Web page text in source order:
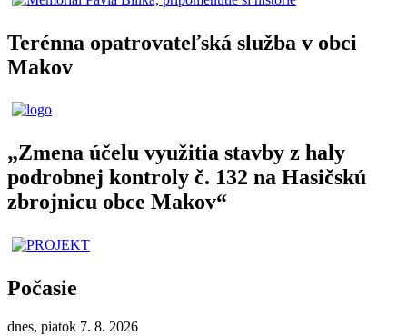
Terénna opatrovateľská služba v obci
Makov
„Zmena účelu využitia stavby z haly
podrobnej kontroly č. 132 na Hasičskú
zbrojnicu obce Makov“
Počasie
dnes, piatok 7. 8. 2026